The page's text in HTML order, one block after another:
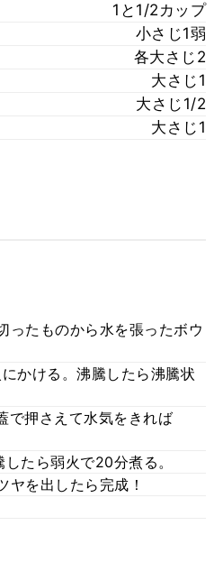
1と1/2カップ
小さじ1弱
各大さじ2
大さじ1
大さじ1/2
大さじ1
ったものから水を張ったボウ
かける。沸騰したら沸騰状
で押さえて水気をきれば
たら弱火で20分煮る。
を出したら完成！